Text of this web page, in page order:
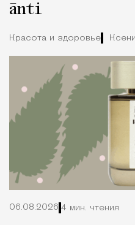
ānti
Красота и здоровье
06.08.2026 4 мин. чтения